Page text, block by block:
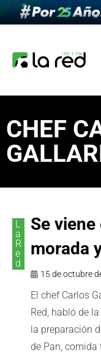
CHEF
L
a
R
e
d
Se
morada
15 de octubre
El chef Carlos
Red, habló de
la preparación
de Pan,